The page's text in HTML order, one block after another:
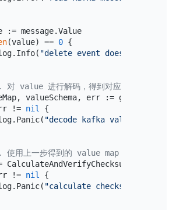
:= message.Value
(value) == 0 {
"delete event does not have
value 进行解码，得到对应的 value map
valueSchema, err :=
!= nil
{
"decode kafka value failed"
用上一步得到的 value map 和 schema
!= nil
{
"calculate checksum failed"